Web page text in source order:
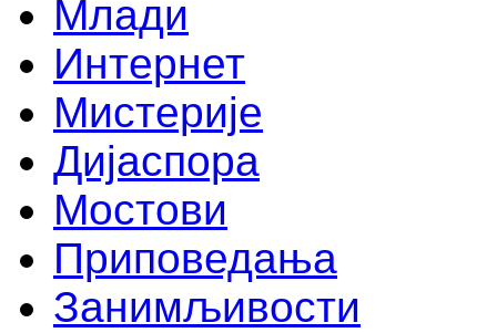
Млади
Интернет
Мистерије
Дијаспора
Мостови
Приповедања
Занимљивости